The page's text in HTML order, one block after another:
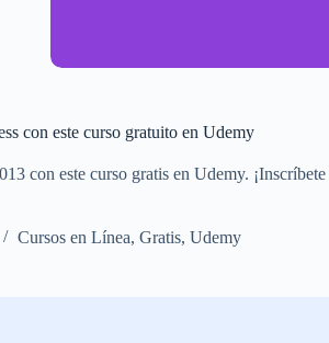
con este curso gratuito en Udemy
con este curso gratis en Udemy.
Cursos en Línea, Gratis, Udemy